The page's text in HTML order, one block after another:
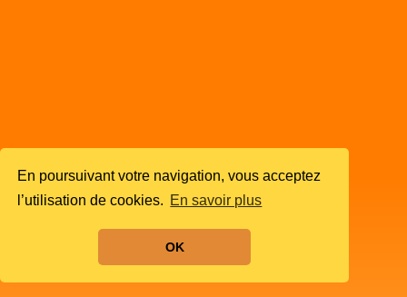
En poursuivant votre navigation, vous acceptez
l’utilisation de cookies. En savoir plus
OK